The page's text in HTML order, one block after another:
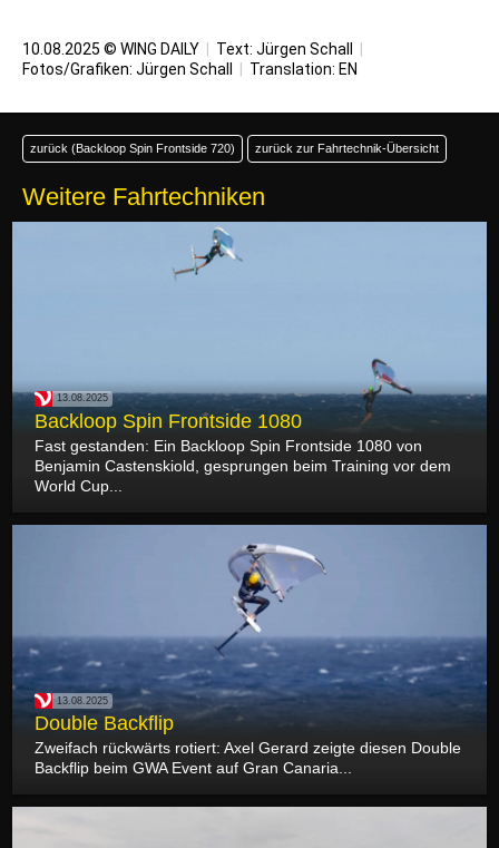
10.08.2025 © WING DAILY Text: Jürgen Schall
Fotos/Grafiken: Jürgen Schall Translation: EN
Weitere Fahrtechniken
zurück (Backloop Spin Frontside 720) zurück zur Fahrtechnik-Übersicht
13.08.2025
Backloop Spin Frontside 1080
Fast gestanden: Ein Backloop Spin Frontside 1080 von
Benjamin Castenskiold, gesprungen beim Training vor dem
World Cup...
13.08.2025
Double Backflip
Zweifach rückwärts rotiert: Axel Gerard zeigte diesen Double
Backflip beim GWA Event auf Gran Canaria...